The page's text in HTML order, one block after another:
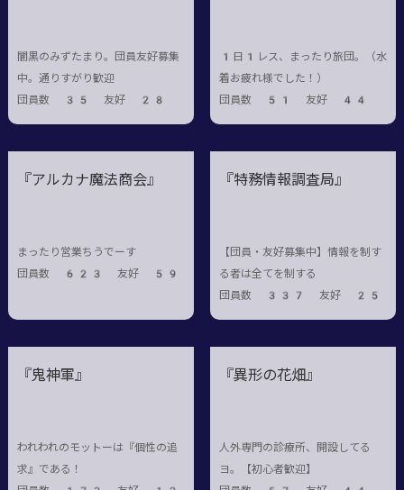
闇黒のみずたまり。団員友好募集
中。通りすがり歓迎
団員数 35 友好 28
1日1レス、まったり旅団。（水
着お疲れ様でした！）
団員数 51 友好 44
『アルカナ魔法商会』
まったり営業ちうでーす
団員数 623 友好 59
『特務情報調査局』
【団員・友好募集中】情報を制す
る者は全てを制する
団員数 337 友好 25
『鬼神軍』
われわれのモットーは『個性の追
求』である！
『異形の花畑』
人外専門の診療所、開設してる
ヨ。【初心者歓迎】